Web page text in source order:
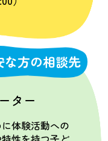
な方の相談先
ター
体験活動への